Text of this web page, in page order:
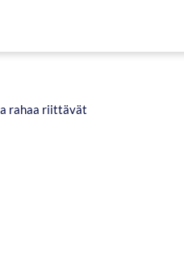
rahaa riittävät